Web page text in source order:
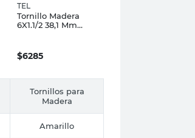
TEL
Tornillo Madera
6X1.1/2 38,1 Mm
$6285
Tornillos para
Madera
Amarillo